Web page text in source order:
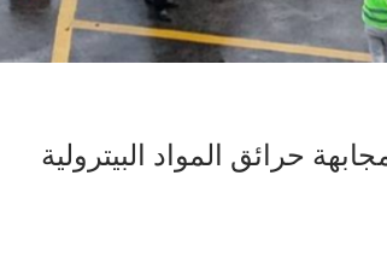
حرائق المواد البيترولية